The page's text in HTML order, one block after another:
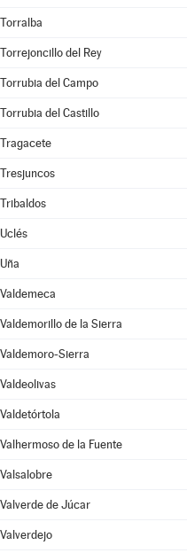
Torralba
Torrejoncillo del Rey
Torrubia del Campo
Torrubia del Castillo
Tragacete
Tresjuncos
Tribaldos
Uclés
Uña
Valdemeca
Valdemorillo de la Sierra
Valdemoro-Sierra
Valdeolivas
Valdetórtola
Valhermoso de la Fuente
Valsalobre
Valverde de Júcar
Valverdejo